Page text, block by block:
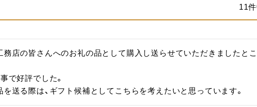
11
店の皆さんへのお礼の品として購入し送らせていただきましたと
で好評でした。
送る際は、ギフト候補としてこちらを考えたいと思っています。